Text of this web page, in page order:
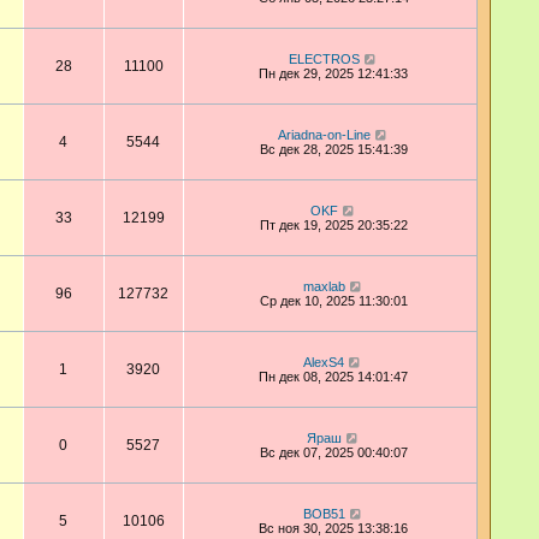
28 11100
ELECTROS
Пн дек 29, 2025 12:41:33
4 5544
Ariadna-on-Line
Вс дек 28, 2025 15:41:39
33 12199
OKF
Пт дек 19, 2025 20:35:22
96 127732
maxlab
Ср дек 10, 2025 11:30:01
1 3920
AlexS4
Пн дек 08, 2025 14:01:47
0 5527
Яраш
Вс дек 07, 2025 00:40:07
5 10106
BOB51
Вс ноя 30, 2025 13:38:16